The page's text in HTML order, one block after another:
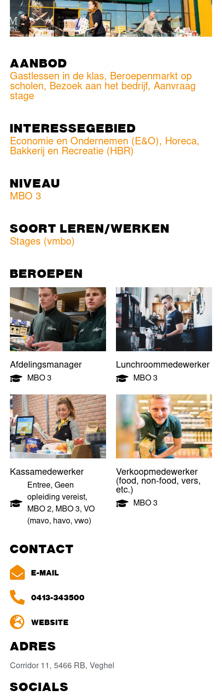
AANBOD
Gastlessen in de klas, Beroepenmarkt op
scholen, Bezoek aan het bedrijf, Aanvraag
stage
INTERESSEGEBIED
Economie en Ondernemen (E&O), Horeca,
Bakkerij en Recreatie (HBR)
NIVEAU
MBO 3
SOORT LEREN/WERKEN
Stages (vmbo)
BEROEPEN
Afdelingsmanager
MBO 3
Lunchroommedewerker
MBO 3
Kassamedewerker
Entree, Geen
opleiding vereist,
MBO 2, MBO 3, VO
(mavo, havo, vwo)
Verkoopmedewerker
(food, non-food, vers,
etc.)
MBO 3
CONTACT
E-MAIL
0413-343500
WEBSITE
ADRES
Corridor 11, 5466 RB, Veghel
SOCIALS